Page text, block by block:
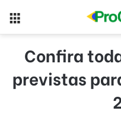
Confira
previstas